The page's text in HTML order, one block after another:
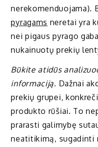
nerekomenduojama).
pyragams neretai yra
nei pigaus pyrago
nukainuotų prekių
Būkite atidūs
informaciją. Dažnai
prekių grupei,
produkto rūšiai. To
prarasti galimybę
neatitikimą, sugadinti